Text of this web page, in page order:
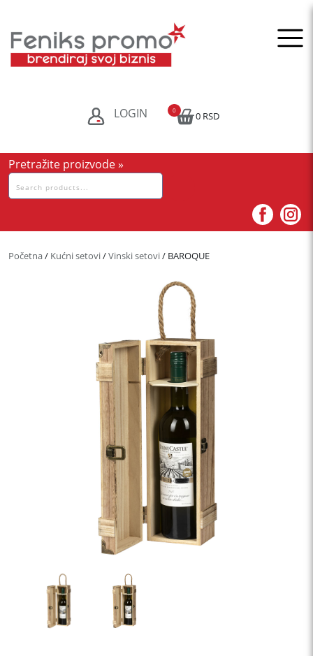
content
LOGIN 0 RSD
0
Pretražite proizvode »
Pretraga
za:
Početna/ Kućni setovi/Vinski setovi/ BAROQUE